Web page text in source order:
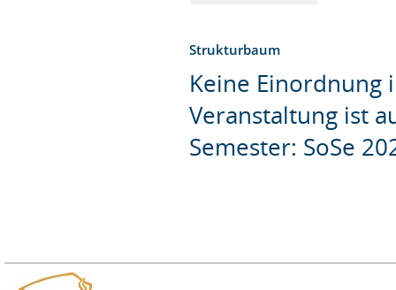
Strukturbaum
Keine Einordnung
Veranstaltung ist
Semester: SoSe